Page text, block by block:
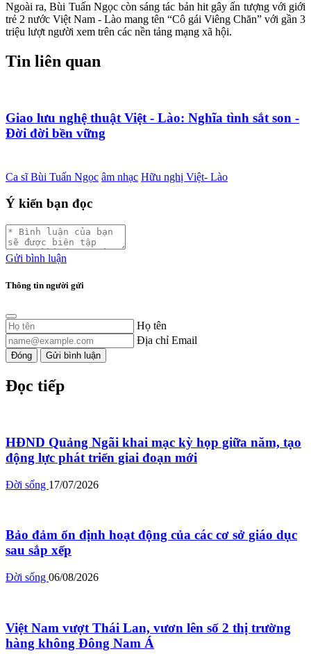
Ngoài ra, Bùi Tuấn Ngọc còn sáng tác bản hit gây ấn tượng với giới
trẻ 2 nước Việt Nam - Lào mang tên “Cô gái Viêng Chăn” với gần 3
triệu lượt người xem trên các nền tảng mạng xã hội.
Tin liên quan
Giao lưu nghệ thuật Việt - Lào: Nghĩa tình sắt son -
Đời đời bền vững
Ca sĩ Bùi Tuấn Ngọc âm nhạc Hữu nghị Việt- Lào
Ý kiến bạn đọc
Gửi bình luận
Thông tin người gửi
Họ tên
Địa chỉ Email
Đóng Gửi bình luận
Đọc tiếp
HĐND Quảng Ngãi khai mạc kỳ họp giữa năm, tạo
động lực phát triển giai đoạn mới
Đời sống 17/07/2026
Bảo đảm ổn định hoạt động của các cơ sở giáo dục
sau sắp xếp
Đời sống 06/08/2026
Việt Nam vượt Thái Lan, vươn lên số 2 thị trường
hàng không Đông Nam Á